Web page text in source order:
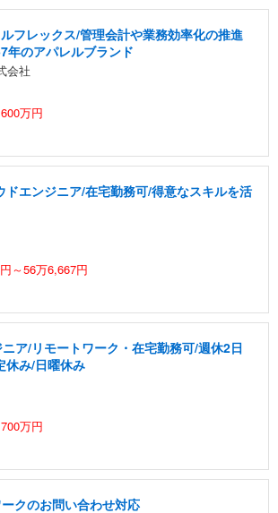
フレックス/管理会計や業務効率化の推進
年のアパレルブランド
会社
万円
ドエンジニア/在宅勤務可/得意なスキルを活
～56万6,667円
ア/リモートワーク・在宅勤務可/週休2日
休み/日曜休み
万円
クのお問い合わせ対応